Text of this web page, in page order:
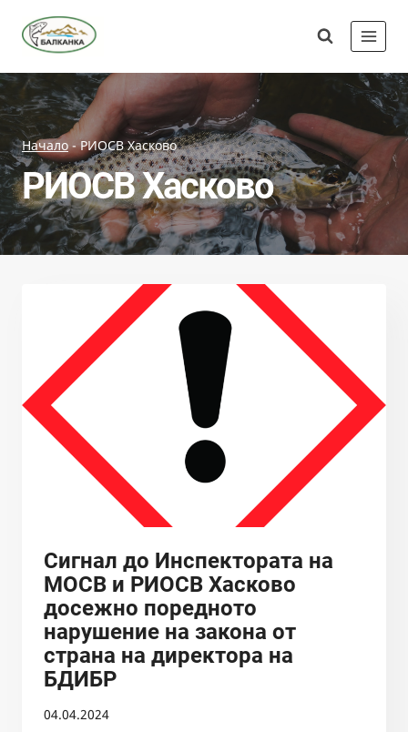
Начало-РИОСВ Хасково
РИОСВ Хасково
Сигнал до Инспектората на
МОСВ и РИОСВ Хасково
досежно поредното
нарушение на закона от
страна на директора на
БДИБР
04.04.2024